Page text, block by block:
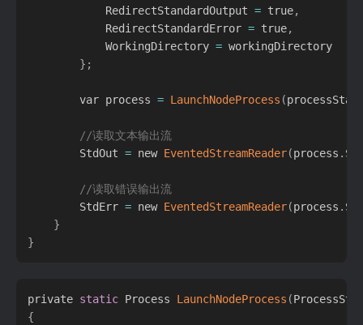
            RedirectStandardOutput
= true,
            RedirectStandardError
= true,
            WorkingDirectory
= workingDirectory
} ;
        var process
= LaunchNodeProcess (
//读取文本输出流
        StdOut
= new EventedStreamReader(process .
//读取错误输出流
        StdErr
= new EventedStreamReader(process .
}
}
private static Process LaunchNodeProcess (
{